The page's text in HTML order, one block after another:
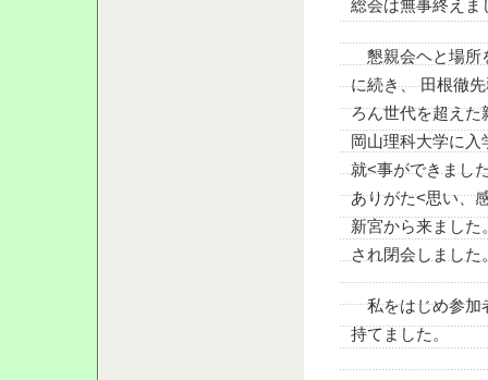
総会は無事終えま
懇親会ヘと場所
に続き、 田根徹
ろん世代を超え
岡山理科大学に
就<事ができまし
ありがた<思い、
新宮から来まし
され閉会しました
私をはじめ参加
持てました。